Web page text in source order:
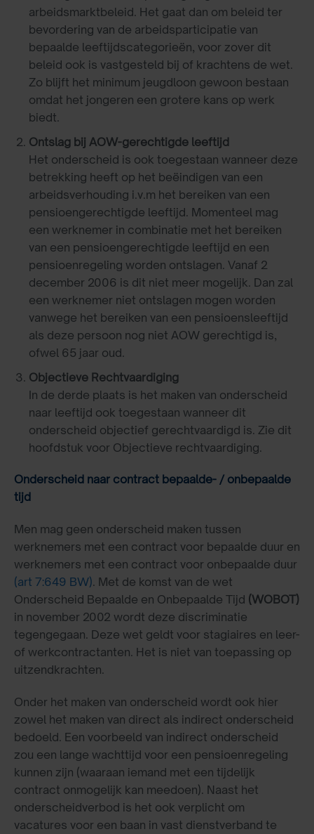
arbeidsmarktbeleid. Het gaat dan om beleid ter
bevordering van de arbeidsparticipatie van
bepaalde leeftijdscategorieën, voor zover dit
beleid ook is vastgesteld bij of krachtens de wet.
Zo blijft het minimum jeugdloon gewoon bestaan
omdat het jongeren een grotere kans op werk
biedt.
Ontslag bij AOW-gerechtigde leeftijd
Het onderscheid is ook toegestaan wanneer deze
betrekking heeft op het beëindigen van een
arbeidsverhouding i.v.m het bereiken van een
pensioengerechtigde leeftijd. Momenteel mag
een werknemer in combinatie met het bereiken
van een pensioengerechtigde leeftijd en een
pensioenregeling worden ontslagen. Vanaf 2
december 2006 is dit niet meer mogelijk. Dan zal
een werknemer niet ontslagen mogen worden
vanwege het bereiken van een pensioensleeftijd
als deze persoon nog niet AOW gerechtigd is,
ofwel 65 jaar oud.
Objectieve Rechtvaardiging
In de derde plaats is het maken van onderscheid
naar leeftijd ook toegestaan wanneer dit
onderscheid objectief gerechtvaardigd is. Zie dit
hoofdstuk voor Objectieve rechtvaardiging.
Onderscheid naar contract bepaalde- / onbepaalde
tijd
Men mag geen onderscheid maken tussen
werknemers met een contract voor bepaalde duur en
werknemers met een contract voor onbepaalde duur
(art 7:649 BW). Met de komst van de wet
Onderscheid Bepaalde en Onbepaalde Tijd (WOBOT)
in november 2002 wordt deze discriminatie
tegengegaan. Deze wet geldt voor stagiaires en leer-
of werkcontractanten. Het is niet van toepassing op
uitzendkrachten.
Onder het maken van onderscheid wordt ook hier
zowel het maken van direct als indirect onderscheid
bedoeld. Een voorbeeld van indirect onderscheid
zou een lange wachttijd voor een pensioenregeling
kunnen zijn (waaraan iemand met een tijdelijk
contract onmogelijk kan meedoen). Naast het
onderscheidverbod is het ook verplicht om
vacatures voor een baan in vast dienstverband te